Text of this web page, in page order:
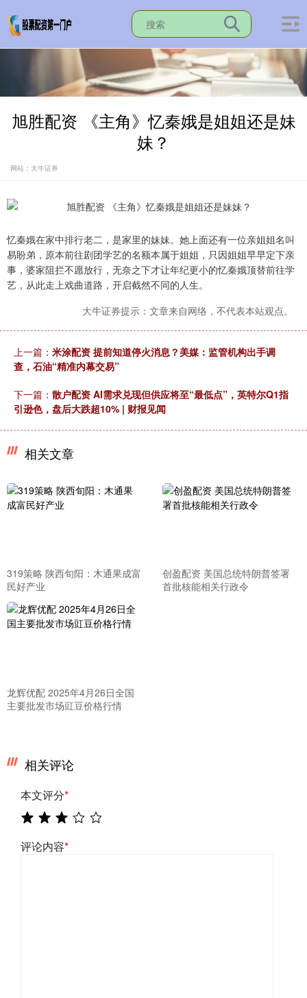
旭胜配资 《主角》忆秦娥是姐姐还是妹
妹？
网站：大牛证券
忆秦娥在家中排行老二，是家里的妹妹。她上面还有一位亲姐姐名叫
易盼弟，原本前往剧团学艺的名额本属于姐姐，只因姐姐早早定下亲
事，婆家阻拦不愿放行，无奈之下才让年纪更小的忆秦娥顶替前往学
艺，从此走上戏曲道路，开启截然不同的人生。
大牛证券提示：文章来自网络，不代表本站观点。
上一篇： 米涂配资 提前知道停火消息？美媒：监管机构出手调
查，石油“精准内幕交易”
下一篇： 散户配资 AI需求兑现但供应将至“最低点”，英特尔Q1指
引逊色，盘后大跌超10% | 财报见闻
相关文章
319策略 陕西旬阳：木通果成富
民好产业
创盈配资 美国总统特朗普签署
首批核能相关行政令
龙辉优配 2025年4月26日全国
主要批发市场豇豆价格行情
相关评论
本文评分*
评论内容*